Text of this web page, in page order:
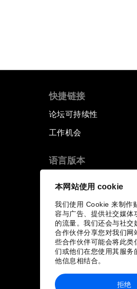
本网站使用 cookie
我们使用 Cookie 来制作
容与广告、提供社交媒体
的流量。我们还会与社交
合作伙伴分享您对我们网
些合作伙伴可能会将此类
们或他们在您使用其服务
他信息相结合。
拒绝
快捷链接
论坛可持续性
工作机会
语言版本